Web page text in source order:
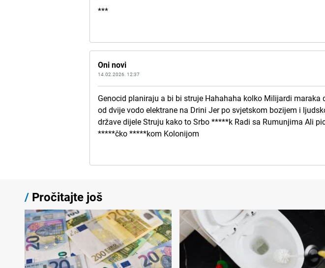
***
Oni novi
14.02.2026. 12:37
Genocid planiraju a bi bi struje Hahahaha kolko Milijardi
od dvije vodo elektrane na Drini Jer po svjetskom bozijem i
države dijele Struju kako to Srbo *****k Radi sa Rumunjima Ali
*****čko *****kom Kolonijom
/ Pročitajte još